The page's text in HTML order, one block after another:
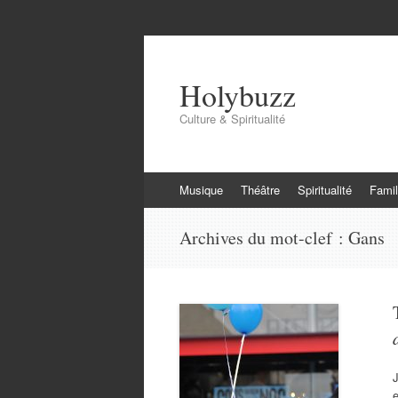
Holybuzz
Culture & Spiritualité
au
Musique Théâtre Spiritualité
Archives du mot-clef : Gans